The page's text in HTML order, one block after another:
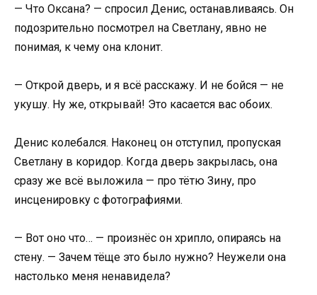
— Что Оксана? — спросил Денис, останавливаясь. Он
подозрительно посмотрел на Светлану, явно не
понимая, к чему она клонит.
— Открой дверь, и я всё расскажу. И не бойся — не
укушу. Ну же, открывай! Это касается вас обоих.
Денис колебался. Наконец он отступил, пропуская
Светлану в коридор. Когда дверь закрылась, она
сразу же всё выложила — про тётю Зину, про
инсценировку с фотографиями.
— Вот оно что… — произнёс он хрипло, опираясь на
стену. — Зачем тёще это было нужно? Неужели она
настолько меня ненавидела?